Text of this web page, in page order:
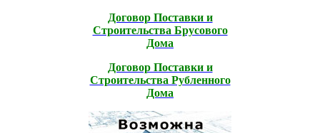
Договор Поставки и
Строительcтва Брусового
Дома
Договор Поставки и
Строительcтва Рубленного
Дома